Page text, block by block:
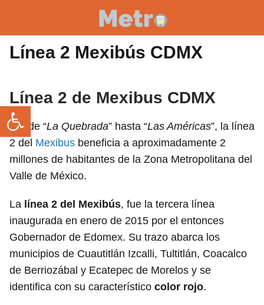
Línea 2 Mexibús CDMX
Línea 2 de Mexibus CDMX
Desde “La Quebrada” hasta “Las Américas”, la línea
2 del Mexibus beneficia a aproximadamente 2
millones de habitantes de la Zona Metropolitana del
Valle de México.
La línea 2 del Mexibús, fue la tercera línea
inaugurada en enero de 2015 por el entonces
Gobernador de Edomex. Su trazo abarca los
municipios de Cuautitlán Izcalli, Tultitlán, Coacalco
de Berriozábal y Ecatepec de Morelos y se
identifica con su característico color rojo.
Abrir barra de herramientas